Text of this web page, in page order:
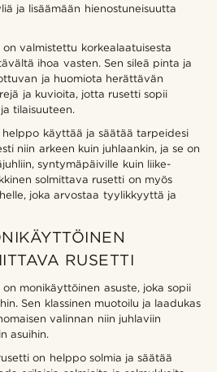
ja lisäämään hienostuneisuutta
valmistettu korkealaatuisesta
ihoa vasten. Sen sileä pinta ja
ja huomiota herättävän
ja kuvioita, jotta rusetti sopii
tilaisuuteen.
käyttää ja säätää tarpeidesi
niin arkeen kuin juhlaankin, ja se on
syntymäpäiville kuin liike-
solmittava rusetti on myös
joka arvostaa tyylikkyyttä ja
RUSETTI
monikäyttöinen asuste, joka sopii
Sen klassinen muotoilu ja laadukas
valinnan niin juhlaviin
asuihin.
on helppo solmia ja säätää